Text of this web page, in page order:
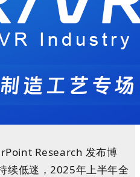
Research 发布博
续低迷，2025年上半年全